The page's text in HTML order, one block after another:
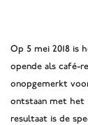
Op 5 mei 2018 is
opende als café-
onopgemerkt
ontstaan met het
resultaat is de